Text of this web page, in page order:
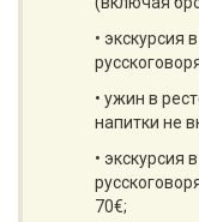
• экскурсия
• ужин в
напитки не
• экскурсия
70€;